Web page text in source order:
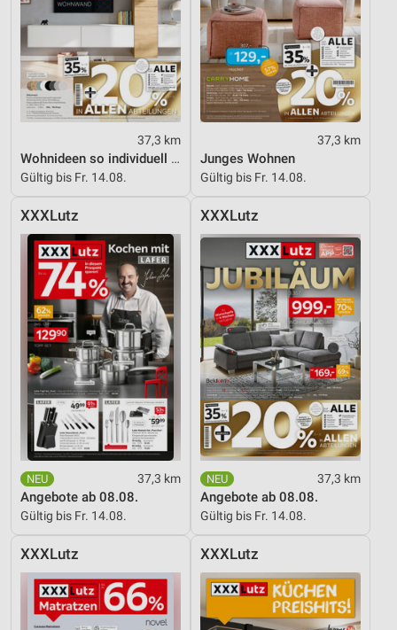
37,3 km
Wohnideen so individuell wie du!
Gültig bis Fr. 14.08.
37,3 km
Junges Wohnen
Gültig bis Fr. 14.08.
XXXLutz
37,3 km
Angebote ab 08.08.
Gültig bis Fr. 14.08.
XXXLutz
37,3 km
Angebote ab 08.08.
Gültig bis Fr. 14.08.
XXXLutz XXXLutz
Werbung